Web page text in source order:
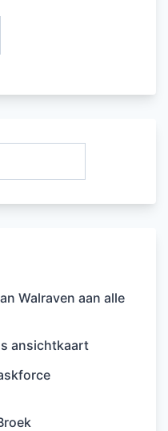
Walraven aan alle
ansichtkaart